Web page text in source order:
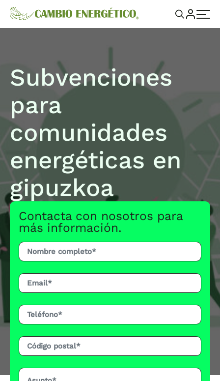
Subvenciones
para
comunidades
energéticas en
gipuzkoa
Contacta con nosotros para
más información.